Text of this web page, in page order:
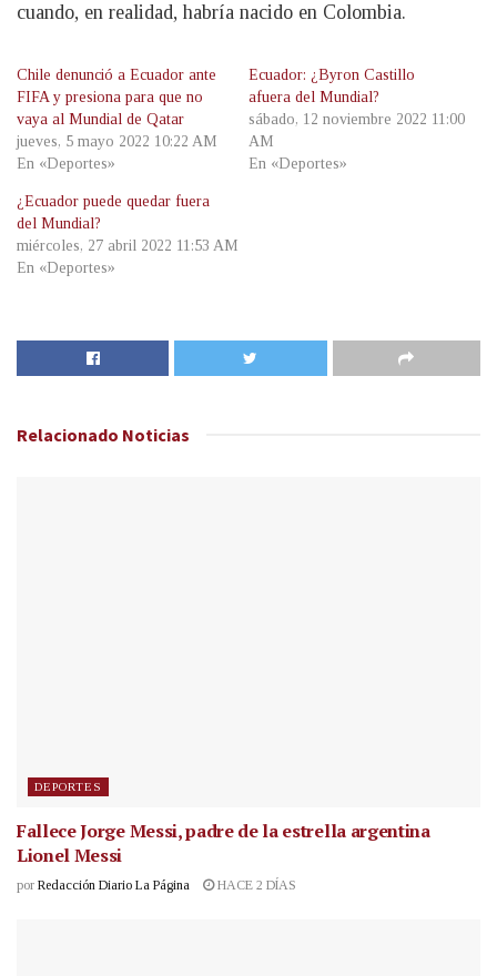
cuando, en realidad, habría nacido en Colombia.
Chile denunció a Ecuador ante
FIFA y presiona para que no
vaya al Mundial de Qatar
jueves, 5 mayo 2022 10:22 AM
En «Deportes»
Ecuador: ¿Byron Castillo
afuera del Mundial?
sábado, 12 noviembre 2022 11:00
AM
En «Deportes»
¿Ecuador puede quedar fuera
del Mundial?
miércoles, 27 abril 2022 11:53 AM
En «Deportes»
Relacionado Noticias
DEPORTES
Fallece Jorge Messi, padre de la estrella argentina
Lionel Messi
por Redacción Diario La Página HACE 2 DÍAS